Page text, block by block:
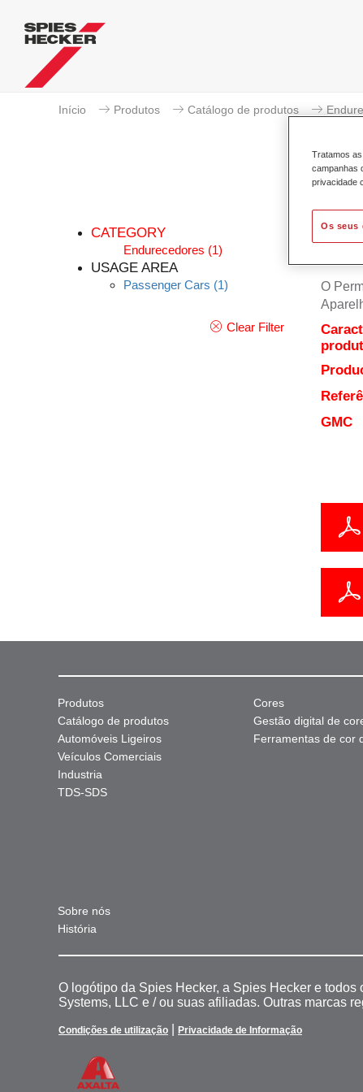
Início Produtos Catálogo de produtos
CATEGORY
Endurecedores (1)
USAGE AREA
Passenger Cars (1)
Clear Filter
O
GMC
Produtos
Catálogo de produtos
Automóveis Ligeiros
Veículos Comerciais
Industria
TDS-SDS
Cores
Gestão digital de
Ferramentas de cor
Sobre nós
História
O logótipo da Spies Hecker, a Spies Hecker e
Systems, LLC e / ou suas afiliadas. Outras marcas
Condições de utilização Privacidade de Informação
Tratamos
campanhas
privacidade
Os seus